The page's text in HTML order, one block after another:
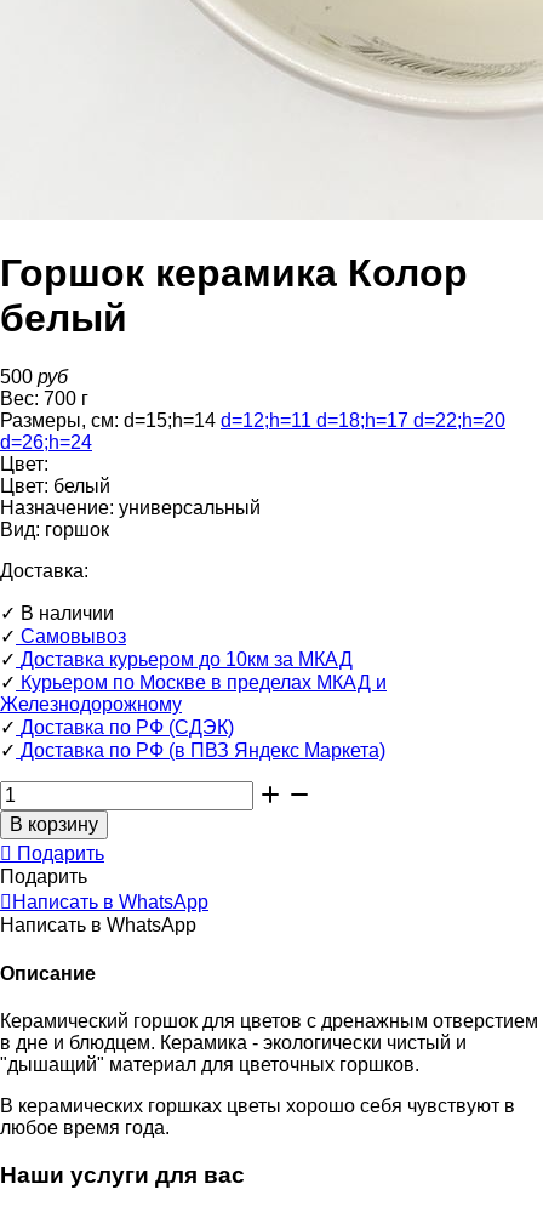
Горшок керамика Колор
белый
500 руб
Вес: 700 г
Размеры, см: d=15;h=14 d=12;h=11 d=18;h=17 d=22;h=20
d=26;h=24
Цвет:
Цвет: белый
Назначение: универсальный
Вид: горшок
Доставка:
✓ В наличии
✓ Самовывоз
✓ Доставка курьером до 10км за МКАД
✓ Курьером по Москве в пределах МКАД и
Железнодорожному
✓ Доставка по РФ (СДЭК)
✓ Доставка по РФ (в ПВЗ Яндекс Маркета)
Подарить
Подарить
Написать в WhatsApp
Написать в WhatsApp
Описание
Керамический горшок для цветов c дренажным отверстием
в дне и блюдцем. Керамика - экологически чистый и
"дышащий" материал для цветочных горшков.
В керамических горшках цветы хорошо себя чувствуют в
любое время года.
Наши услуги для вас